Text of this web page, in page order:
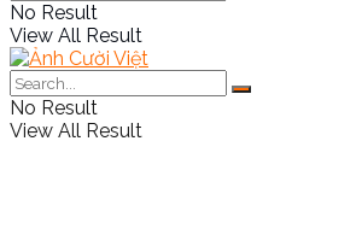
No Result
View All Result
No Result
View All Result